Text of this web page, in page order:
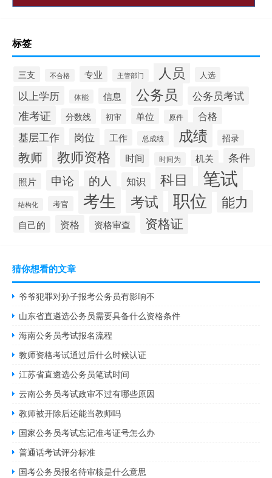
标签
三支 不合格 专业 主管部门 人员 人选
以上学历 体能 信息 公务员 公务员考试
准考证 分数线 初审 单位 原件 合格
基层工作 岗位 工作 总成绩 成绩 招录
教师 教师资格 时间 时间为 机关 条件
照片 申论 的人 知识 科目 笔试
结构化 考官 考生 考试 职位 能力
自己的 资格 资格审查 资格证
猜你想看的文章
爷爷犯罪对孙子报考公务员有影响不
山东省直遴选公务员需要具备什么资格条件
海南公务员考试报名流程
教师资格考试通过后什么时候认证
江苏省直遴选公务员笔试时间
云南公务员考试政审不过有哪些原因
教师被开除后还能当教师吗
国家公务员考试忘记准考证号怎么办
普通话考试评分标准
国考公务员报名待审核是什么意思